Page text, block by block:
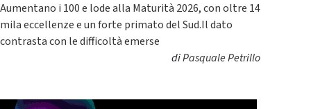
Aumentano i 100 e lode alla Maturità 2026, con oltre 14
mila eccellenze e un forte primato del Sud.Il dato
contrasta con le difficoltà emerse
diPasquale Petrillo